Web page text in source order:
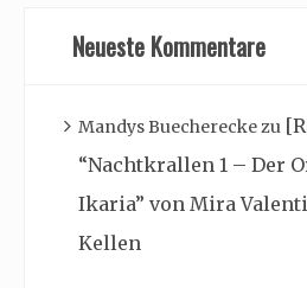
Neueste Kommentare
Mandys Buechereckezu
“Nachtkrallen 1 – Der
Ikaria” von Mira
Kellen